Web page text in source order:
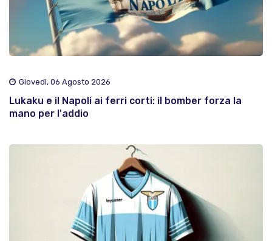
Giovedì, 06 Agosto 2026
Lukaku e il Napoli ai ferri corti: il bomber forza la
mano per l'addio